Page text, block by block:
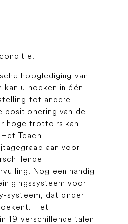
hooglediging van
u hoeken in één
tot andere
positionering van de
hoge trottoirs kan
Teach
aan voor
Nog een handig
voor
systeem, dat onder
Het
19 verschillende talen